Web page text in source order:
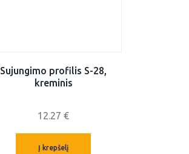
Sujungimo profilis S-28,
kreminis
12.27 €
Į krepšelį